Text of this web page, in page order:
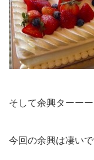
そして余興ターー
今回の余興は凄い